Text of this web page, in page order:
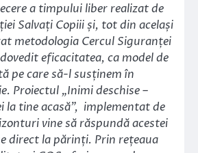
a timpului liber realizat de
Salvați Copiii și, tot din același
metodologia Cercul Siguranței
eficacitatea, ca model de
pe care să-l susținem în
Proiectul „Inimi deschise –
la tine acasă”, implementat de
vine să răspundă acestei
direct la părinți. Prin rețeaua